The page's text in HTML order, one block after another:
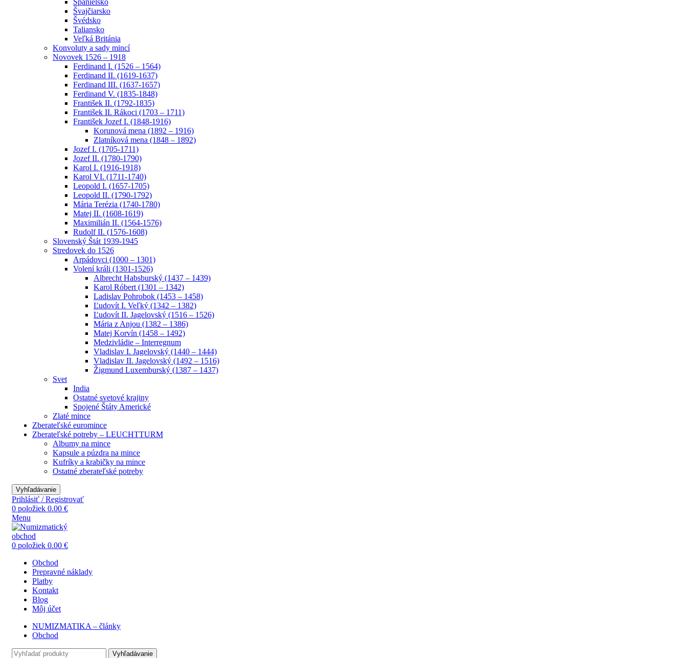
Španielsko
Švajčiarsko
Švédsko
Taliansko
Veľká Británia
Konvoluty a sady mincí
Novovek 1526 – 1918
Ferdinand I. (1526 – 1564)
Ferdinand II. (1619-1637)
Ferdinand III. (1637-1657)
Ferdinand V. (1835-1848)
František II. (1792-1835)
František II. Rákoci (1703 – 1711)
František Jozef I. (1848-1916)
Korunová mena (1892 – 1916)
Zlatníková mena (1848 – 1892)
Jozef I. (1705-1711)
Jozef II. (1780-1790)
Karol I. (1916-1918)
Karol VI. (1711-1740)
Leopold I. (1657-1705)
Leopold II. (1790-1792)
Mária Terézia (1740-1780)
Matej II. (1608-1619)
Maximilián II. (1564-1576)
Rudolf II. (1576-1608)
Slovenský Štát 1939-1945
Stredovek do 1526
Arpádovci (1000 – 1301)
Volení králi (1301-1526)
Albrecht Habsburský (1437 – 1439)
Karol Róbert (1301 – 1342)
Ladislav Pohrobok (1453 – 1458)
Ľudovít I. Veľký (1342 – 1382)
Ľudovít II. Jagelovský (1516 – 1526)
Mária z Anjou (1382 – 1386)
Matej Korvín (1458 – 1492)
Medzivládie – Interregnum
Vladislav I. Jagelovský (1440 – 1444)
Vladislav II. Jagelovský (1492 – 1516)
Žigmund Luxemburský (1387 – 1437)
Svet
India
Ostatné svetové krajiny
Spojené Štáty Americké
Zlaté mince
Zberateľské euromince
Zberateľské potreby – LEUCHTTURM
Albumy na mince
Kapsule a púzdra na mince
Kufríky a krabičky na mince
Ostatné zberateľské potreby
Vyhľadávanie
Prihlásiť / Registrovať
0 položiek 0.00 €
Menu
0 položiek 0.00 €
Obchod
Prepravné náklady
Platby
Kontakt
Blog
Môj účet
NUMIZMATIKA – články
Obchod
Vyhľadávanie